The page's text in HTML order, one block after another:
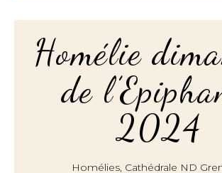
Homélie
de
2024
Homélies, Cathédrale ND